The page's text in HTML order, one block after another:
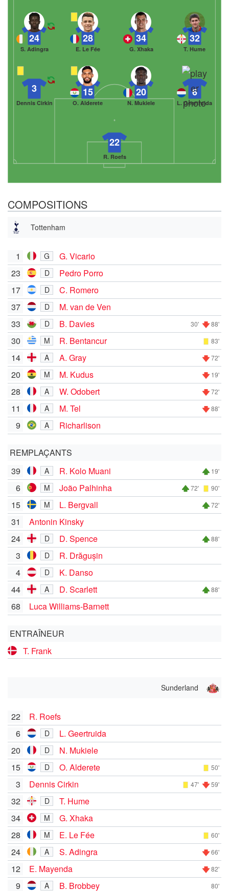
22
R. Roefs
3
Dennis Cirkin
15
O. Alderete
20
N. Mukiele
6
L. Geertruida
24
S. Adingra
28
E. Le Fée
34
G. Xhaka
32
T. Hume
COMPOSITIONS
Tottenham
1 G
G. Vicario
23
D
Pedro Porro
17
D
C. Romero
37
D
M. van de Ven
33
D B. Davies 30' 88'
30 M R. Bentancur 83'
14 A A. Gray 72'
20 M M. Kudus 19'
28 A W. Odobert 72'
11 A M. Tel 88'
9 A Richarlison
REMPLAÇANTS
39
A R. Kolo Muani 19'
6 M João Palhinha 72' 90'
15 M L. Bergvall 72'
31
Antonin Kinsky
24
D D. Spence 88'
3 D
R. Drăgușin
4
D
K. Danso
44
A D. Scarlett 88'
68 Luca Williams-Barnett
ENTRAÎNEUR
T. Frank
Sunderland
22
R. Roefs
6
D
L. Geertruida
20
D
N. Mukiele
15
D O. Alderete 50'
3 Dennis Cirkin 47' 59'
32 D
T. Hume
34
M
G. Xhaka
28
M E. Le Fée 60'
24 A S. Adingra 66'
12 E. Mayenda 82'
9 A B. Brobbey 80'